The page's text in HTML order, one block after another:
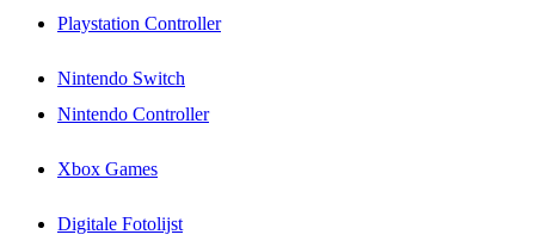
Playstation Controller
Nintendo Switch
Nintendo Controller
Xbox Games
Digitale Fotolijst